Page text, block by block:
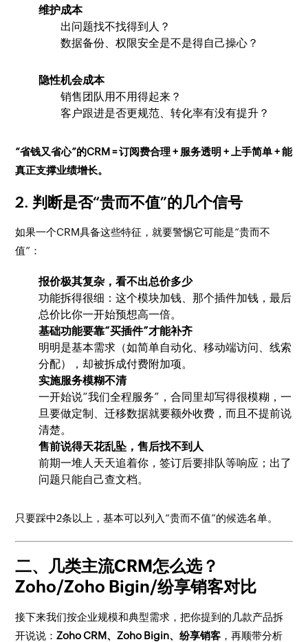
维护成本
出问题找不找得到人？
数据备份、权限安全是不是得自己操心？
隐性机会成本
销售团队用不用得起来？
客户跟进是否更规范、转化率有没有提升？
“省钱又省心”的CRM = 订阅费合理 + 服务透明 + 上手简单 + 能
真正支撑业绩增长。
2. 判断是否“贵而不值”的几个信号
如果一个CRM具备这些特征，就要警惕它可能是“贵而不
值”：
报价极其复杂，看不出总价多少
功能拆得很细：这个模块加钱、那个插件加钱，最后
总价比你一开始预想高一倍。
基础功能要靠“买插件”才能补齐
明明是基本需求（如简单自动化、移动端访问、线索
分配），却被拆成付费附加项。
实施服务模糊不清
一开始说“我们全程服务”，合同里却写得很模糊，一
旦要做定制、迁移数据就要额外收费，而且不提前说
清楚。
售前说得天花乱坠，售后找不到人
前期一堆人天天追着你，签订后要排队等响应；出了
问题只能自己查文档。
只要踩中2条以上，基本可以列入“贵而不值”的候选名单。
二、几类主流CRM怎么选？
Zoho/Zoho Bigin/纷享销客对比
接下来我们按企业规模和典型需求，把你提到的几款产品拆
开说说：Zoho CRM、Zoho Bigin、纷享销客 ，再顺带分析